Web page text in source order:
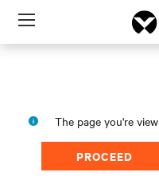
Menu
The page you're
PROCEED